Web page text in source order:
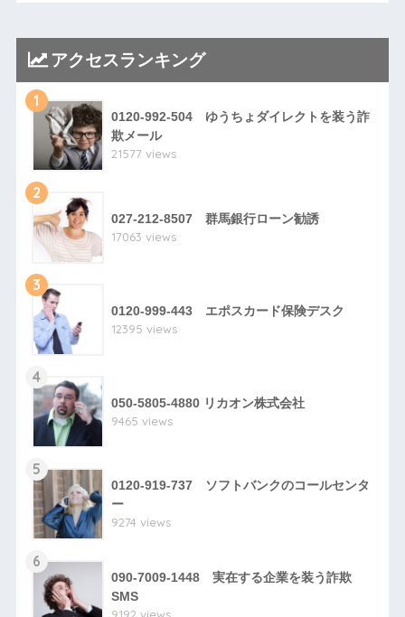
アクセスランキング
1
0120-992-504 ゆうちょダイレクトを装う詐
欺メール
21577 views
2
027-212-8507 群馬銀行ローン勧誘
17063 views
3
0120-999-443 エポスカード保険デスク
12395 views
4
050-5805-4880 リカオン株式会社
9465 views
5
0120-919-737 ソフトバンクのコールセンタ
ー
9274 views
6
090-7009-1448 実在する企業を装う詐欺
SMS